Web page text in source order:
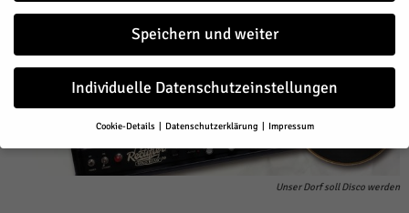
Unser Dorf soll Disco werden
Speichern und weiter
Individuelle Datenschutzeinstellungen
Cookie-Details Datenschutzerklärung Impressum
Datenschutzeinstellungen
Wenn Sie unter 16 Jahre alt sind und Ihre Zustimmung zu freiwilligen
Diensten geben möchten, müssen Sie Ihre Erziehungsberechtigten